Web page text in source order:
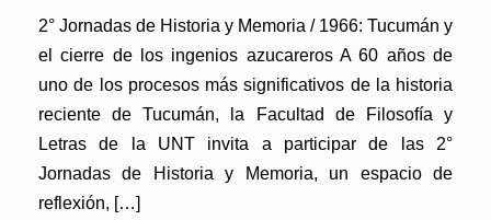
2° Jornadas de Historia y Memoria / 1966: Tucumán y
el cierre de los ingenios azucareros A 60 años de
uno de los procesos más significativos de la historia
reciente de Tucumán, la Facultad de Filosofía y
Letras de la UNT invita a participar de las 2°
Jornadas de Historia y Memoria, un espacio de
reflexión, […]